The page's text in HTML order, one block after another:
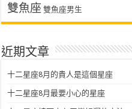
雙魚座 雙魚座男生
近期文章
十二星座8月的貴人是這個星座
十二星座8月最要小心的星座